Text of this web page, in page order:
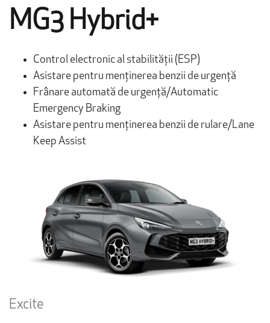
MG3 Hybrid+
Control electronic al stabilității (ESP)
Asistare pentru menținerea benzii de urgență
Frânare automată de urgenţă/Automatic
Emergency Braking
Asistare pentru menținerea benzii de rulare/Lane
Keep Assist
Excite